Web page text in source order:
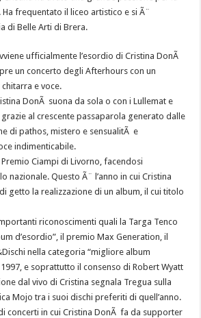
frequentato il liceo artistico e si Ã¨
di Belle Arti di Brera.
ufficialmente l’esordio di Cristina DonÃ
un concerto degli Afterhours con un
e voce.
DonÃ suona da sola o con i Lullemat e
al crescente passaparola generato dalle
di pathos, mistero e sensualitÃ e
indimenticabile.
Ciampi di Livorno, facendosi
nazionale. Questo Ã¨ l’anno in cui Cristina
getto la realizzazione di un album, il cui titolo
riconoscimenti quali la Targa Tenco
d’esordio”, il premio Max Generation, il
nella categoria “migliore album
e soprattutto il consenso di Robert Wyatt
dal vivo di Cristina segnala Tregua sulla
Mojo tra i suoi dischi preferiti di quell’anno.
concerti in cui Cristina DonÃ fa da supporter